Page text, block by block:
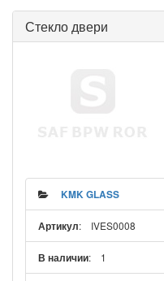
Стекло двери
KMK GLASS
Артикул: IVES0008
В наличии: 1